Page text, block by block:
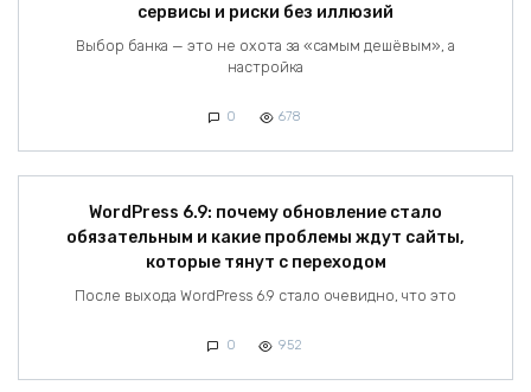
сервисы и риски без иллюзий
Выбор банка — это не охота за «самым дешёвым», а
настройка
0 678
WordPress 6.9: почему обновление стало
обязательным и какие проблемы ждут сайты,
которые тянут с переходом
После выхода WordPress 6.9 стало очевидно, что это
0 952